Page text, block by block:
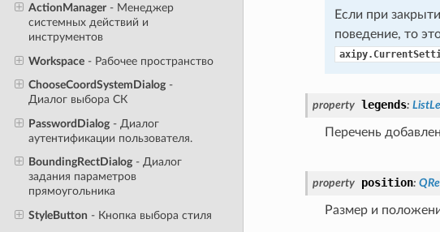
ActionManager- Менеджер
системных действий и
инструментов
Workspace- Рабочее пространство
ChooseCoordSystemDialog-
Диалог выбора СК
PasswordDialog- Диалог
аутентификации пользователя.
BoundingRectDialog- Диалог
задания параметров
прямоугольника
StyleButton - Кнопка выбора стиля
Если при
поведение, то
property legends:
Перечень
property position:
Размер и